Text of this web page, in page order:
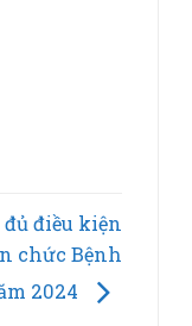
điều kiện
chức Bệnh
2024